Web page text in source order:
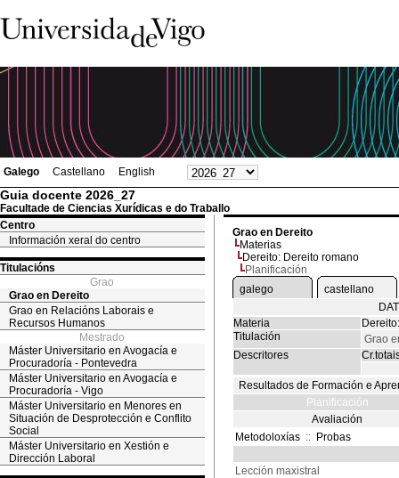
Galego Castellano English
Guia docente 2026_27
Facultade de Ciencias Xurídicas e do Traballo
Centro
Información xeral do centro
Titulacións
Grao
Grao en Dereito
Grao en Relacións Laborais e
Recursos Humanos
Mestrado
Máster Universitario en Avogacía e
Procuradoría - Pontevedra
Máster Universitario en Avogacía e
Procuradoría - Vigo
Máster Universitario en Menores en
Situación de Desprotección e Conflito
Social
Máster Universitario en Xestión e
Dirección Laboral
Grao en Dereito
Materias
Dereito: Dereito romano
Planificación
galego
castellano
Materia
Titulación
Grao
Descritores
Resultados de Formación e
Planificación
Avaliación
Metodoloxías :: Probas
Lección maxistral